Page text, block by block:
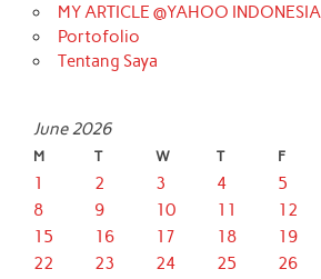
MY ARTICLE @YAHOO INDONESIA
Portofolio
Tentang Saya
June 2026
M T W T F
1 2 3 4 5
8
9 10 11 12
15
16 17 18 19
22
23 24 25 26